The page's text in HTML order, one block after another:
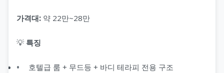
가격대: 약 22만~28만
💡 특징
호텔급 룸 + 무드등 + 바디 테라피 전용 구조